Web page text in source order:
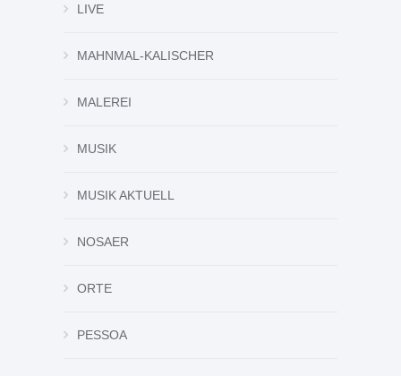
LIVE
MAHNMAL-KALISCHER
MALEREI
MUSIK
MUSIK AKTUELL
NOSAER
ORTE
PESSOA